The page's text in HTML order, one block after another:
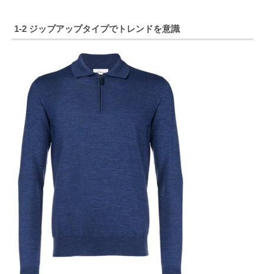
1-2 ジップアップタイプでトレンドを意識